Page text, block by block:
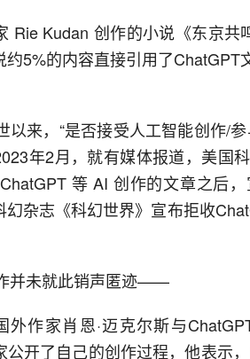
Rie Kudan 创作的小说《东京
约5%的内容直接引用了
以来，“是否接受人工智能创作/
年2月，就有媒体报道，美国
等 AI 创作的文章之后
幻杂志《科幻世界》宣布拒收
并未就此销声匿迹——
外作家肖恩·迈克尔斯与
公开了自己的创作过程，他表示